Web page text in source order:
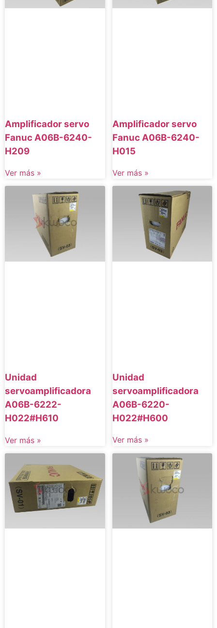
Amplificador servo
Fanuc A06B-6240-
H209
Ver más »
Amplificador servo
Fanuc A06B-6240-
H015
Ver más »
Unidad
servoamplificadora
A06B-6222-
H022#H610
Ver más »
Unidad
servoamplificadora
A06B-6220-
H022#H600
Ver más »